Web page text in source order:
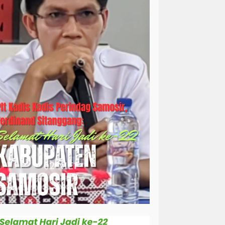
simalungun sosial sosok